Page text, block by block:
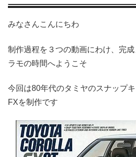
みなさんこんにちわ
制作過程を３つの動画にわけ、完
ラモの時間へようこそ
今回は80年代のタミヤのスナップ
FXを制作です